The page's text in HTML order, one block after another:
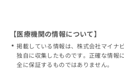
【医療機関の情報について】
掲載している情報は、株式会社マイナ
独自に収集したものです。正確な情報
全に保証するものではありません。